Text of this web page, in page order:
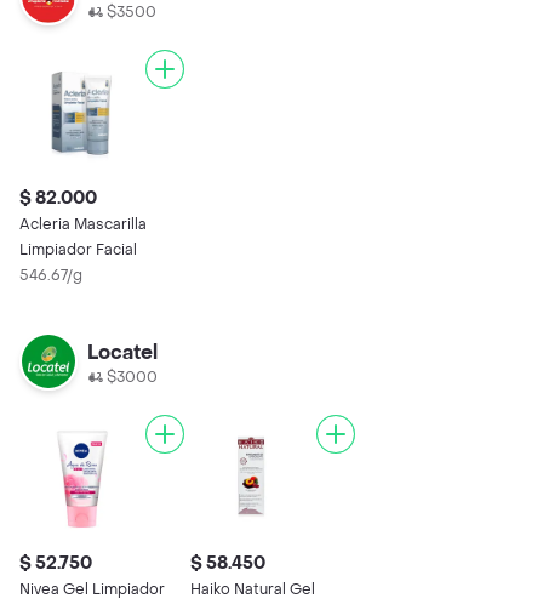
$3500
$ 82.000
Acleria Mascarilla
Limpiador Facial
546.67/g
Locatel
$3000
$ 52.750
Nivea Gel Limpiador
$ 58.450
Haiko Natural Gel